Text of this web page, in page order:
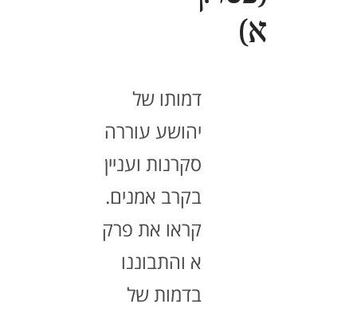
א)
דמותו של
יהושע עוררה
סקרנות ועניין
בקרב אמנים.
קראו את פרק
א והתבוננו
בדמות של